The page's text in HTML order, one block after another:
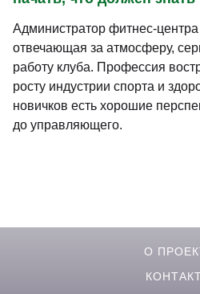
Администратор фитнес-
отвечающая за атмосферу,
работу клуба. Профессия
росту индустрии спорта и
новичков есть хорошие
до управляющего.
О